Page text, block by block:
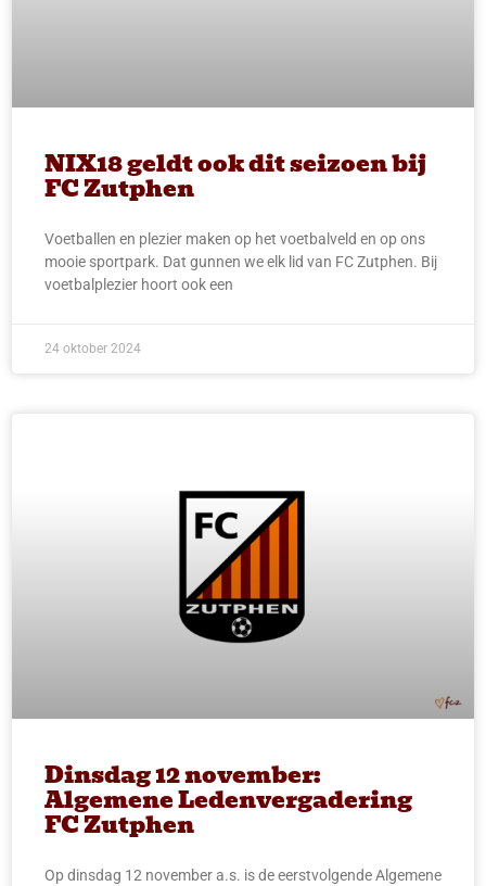
NIX18 geldt ook dit seizoen bij
FC Zutphen
Voetballen en plezier maken op het voetbalveld en op ons
mooie sportpark. Dat gunnen we elk lid van FC Zutphen. Bij
voetbalplezier hoort ook een
24 oktober 2024
Dinsdag 12 november:
Algemene Ledenvergadering
FC Zutphen
Op dinsdag 12 november a.s. is de eerstvolgende Algemene